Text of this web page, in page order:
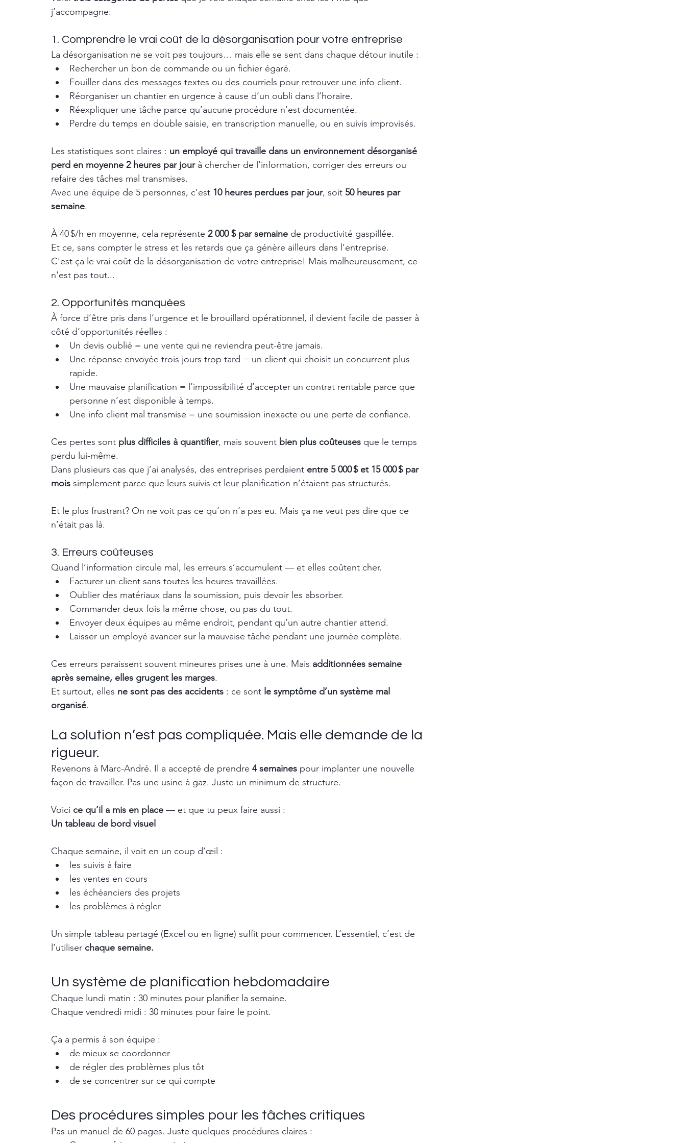
j’accompagne:
1. Comprendre le vrai coût de la désorganisation pour votre entreprise
La désorganisation ne se voit pas toujours… mais elle se sent dans chaque détour inutile :
Rechercher un bon de commande ou un fichier égaré.
Fouiller dans des messages textes ou des courriels pour retrouver une info client.
Réorganiser un chantier en urgence à cause d’un oubli dans l’horaire.
Réexpliquer une tâche parce qu’aucune procédure n’est documentée.
Perdre du temps en double saisie, en transcription manuelle, ou en suivis improvisés.
Les statistiques sont claires : un employé qui travaille dans un environnement désorganisé
perd en moyenne 2 heures par jour à chercher de l’information, corriger des erreurs ou
refaire des tâches mal transmises.
Avec une équipe de 5 personnes, c’est 10 heures perdues par jour, soit 50 heures par
semaine.
À 40 $/h en moyenne, cela représente 2 000 $ par semaine de productivité gaspillée.
Et ce, sans compter le stress et les retards que ça génère ailleurs dans l’entreprise.
C'est ça le vrai coût de la désorganisation de votre entreprise! Mais malheureusement, ce
n'est pas tout...
2. Opportunités manquées
À force d’être pris dans l’urgence et le brouillard opérationnel, il devient facile de passer à
côté d’opportunités réelles :
Un devis oublié = une vente qui ne reviendra peut-être jamais.
Une réponse envoyée trois jours trop tard = un client qui choisit un concurrent plus
rapide.
Une mauvaise planification = l’impossibilité d’accepter un contrat rentable parce que
personne n’est disponible à temps.
Une info client mal transmise = une soumission inexacte ou une perte de confiance.
Ces pertes sont plus difficiles à quantifier, mais souvent bien plus coûteuses que le temps
perdu lui-même.
Dans plusieurs cas que j’ai analysés, des entreprises perdaient entre 5 000 $ et 15 000 $ par
mois simplement parce que leurs suivis et leur planification n’étaient pas structurés.
Et le plus frustrant? On ne voit pas ce qu’on n’a pas eu. Mais ça ne veut pas dire que ce
n’était pas là.
3. Erreurs coûteuses
Quand l’information circule mal, les erreurs s’accumulent — et elles coûtent cher.
Facturer un client sans toutes les heures travaillées.
Oublier des matériaux dans la soumission, puis devoir les absorber.
Commander deux fois la même chose, ou pas du tout.
Envoyer deux équipes au même endroit, pendant qu’un autre chantier attend.
Laisser un employé avancer sur la mauvaise tâche pendant une journée complète.
Ces erreurs paraissent souvent mineures prises une à une. Mais additionnées semaine
après semaine, elles grugent les marges.
Et surtout, elles ne sont pas des accidents : ce sont le symptôme d’un système mal
organisé.
La solution n’est pas compliquée. Mais elle demande de la
rigueur.
Revenons à Marc-André. Il a accepté de prendre 4 semaines pour implanter une nouvelle
façon de travailler. Pas une usine à gaz. Juste un minimum de structure.
Voici ce qu’il a mis en place — et que tu peux faire aussi :
Un tableau de bord visuel
Chaque semaine, il voit en un coup d’œil :
les suivis à faire
les ventes en cours
les échéanciers des projets
les problèmes à régler
Un simple tableau partagé (Excel ou en ligne) suffit pour commencer. L’essentiel, c’est de
l’utiliser chaque semaine.
Un système de planification hebdomadaire
Chaque lundi matin : 30 minutes pour planifier la semaine.
Chaque vendredi midi : 30 minutes pour faire le point.
Ça a permis à son équipe :
de mieux se coordonner
de régler des problèmes plus tôt
de se concentrer sur ce qui compte
Des procédures simples pour les tâches critiques
Pas un manuel de 60 pages. Juste quelques procédures claires :